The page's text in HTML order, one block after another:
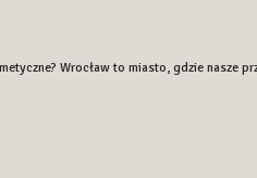
Wrocław to miasto, gdzie nasze